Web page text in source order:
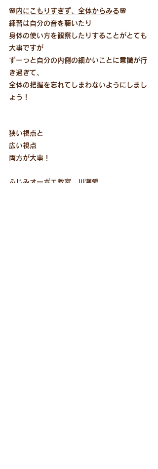
​🌸内にこもりすぎず、全体からみる🌸
練習は自分の音を聴いたり
身体の使い方を観察したりすることがとても
大事ですが
ずーっと自分の内側の細かいことに意識が行
き過ぎて、
全体の把握を忘れてしまわないようにしまし
ょう！
狭い視点と
広い視点
両方が大事！
ふじみオーボエ教室　川瀬愛